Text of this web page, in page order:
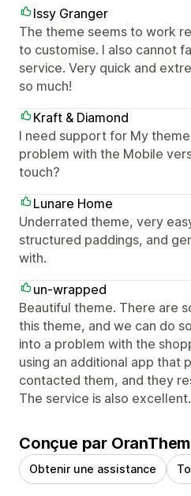
Issy Granger
The theme seems to work
to customise. I also cannot
service. Very quick and
so much!
Kraft & Diamond
I need support for My
problem with the Mobile
touch?
Lunare Home
Underrated theme, very
structured paddings, and
with.
un-wrapped
Beautiful theme. There are
this theme, and we can do
into a problem with the
using an additional app that
contacted them, and they
The service is also
Conçue par
Obtenir une assistance